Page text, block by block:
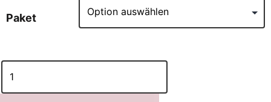
Paket